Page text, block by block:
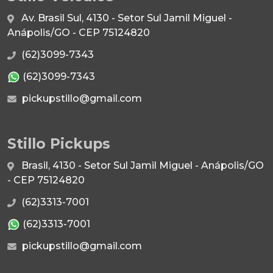
Av. Brasil Sul, 4130 - Setor Sul Jamil Miguel -
Anápolis/GO - CEP 75124820
(62)3099-7343
(62)3099-7343
pickupstillo@gmail.com
Stillo Pickups
Brasil, 4130 - Setor Sul Jamil Miguel - Anápolis/GO
- CEP 75124820
(62)3313-7001
(62)3313-7001
pickupstillo@gmail.com